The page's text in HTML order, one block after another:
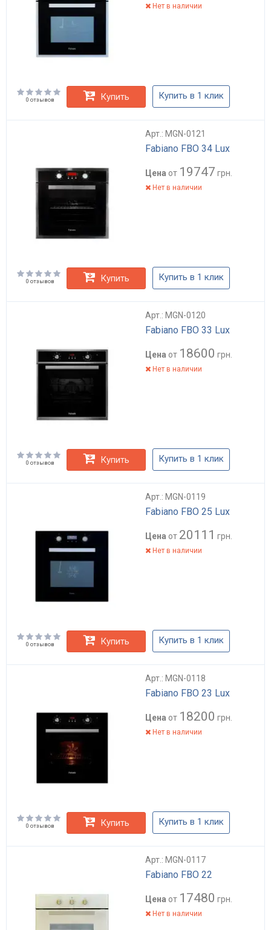
Нет в наличии
0 отзывов Купить Купить в 1 клик
Арт.: MGN-0121
Fabiano FBO 34 Lux
Цена от 19747 грн.
Нет в наличии
0 отзывов Купить Купить в 1 клик
Арт.: MGN-0120
Fabiano FBO 33 Lux
Цена от 18600 грн.
Нет в наличии
0 отзывов Купить Купить в 1 клик
Арт.: MGN-0119
Fabiano FBO 25 Lux
Цена от 20111 грн.
Нет в наличии
0 отзывов Купить Купить в 1 клик
Арт.: MGN-0118
Fabiano FBO 23 Lux
Цена от 18200 грн.
Нет в наличии
0 отзывов Купить Купить в 1 клик
Арт.: MGN-0117
Fabiano FBO 22
Цена от 17480 грн.
Нет в наличии